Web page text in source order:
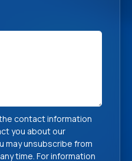
contact information
you about our
may unsubscribe from
time. For information